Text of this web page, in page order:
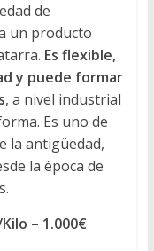
de
un producto
Es flexible,
y puede formar
, a nivel industrial
Es uno de
la antigüedad,
la época de
– 1.000€